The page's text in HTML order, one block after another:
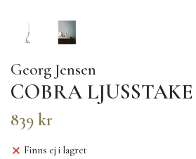
Georg Jensen
COBRA
839 kr
Finns ej i lagret